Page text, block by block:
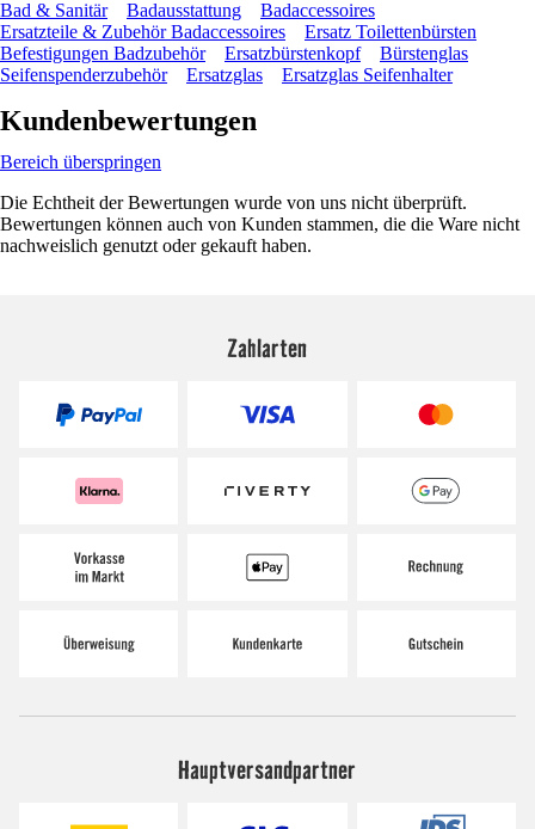
Bad & Sanitär
Badausstattung
Badaccessoires
Ersatzteile & Zubehör Badaccessoires
Ersatz Toilettenbürsten
Befestigungen Badzubehör
Ersatzbürstenkopf
Bürstenglas
Seifenspenderzubehör
Ersatzglas Ersatzglas Seifenhalter
Kundenbewertungen
Bereich überspringen
Die Echtheit der Bewertungen wurde von uns nicht überprüft.
Bewertungen können auch von Kunden stammen, die die Ware nicht
nachweislich genutzt oder gekauft haben.
Zahlarten
Hauptversandpartner